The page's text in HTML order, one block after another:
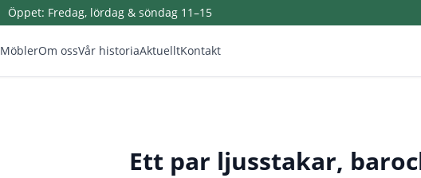
Öppet: Fredag, lördag & söndag 11–15
MöblerOm ossVår historiaAktuelltKontakt
Ett par ljusstakar,